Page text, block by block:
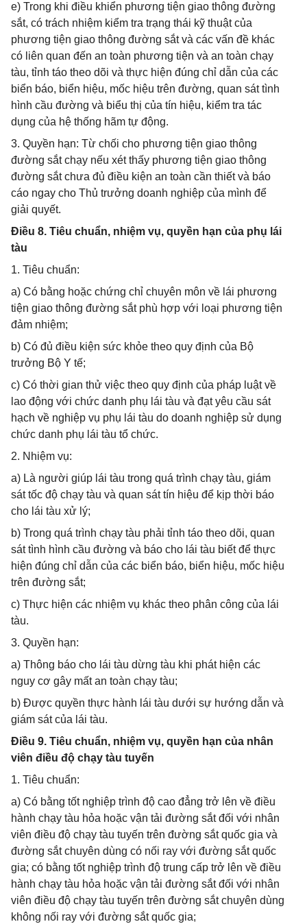
e) Trong khi điều khiển phương tiện giao thông đường
sắt, có trách nhiệm kiểm tra trạng thái kỹ thuật của
phương tiện giao thông đường sắt và các vấn đề khác
có liên quan đến an toàn phương tiện và an toàn chạy
tàu, tỉnh táo theo dõi và thực hiện đúng chỉ dẫn của các
biển báo, biển hiệu, mốc hiệu trên đường, quan sát tình
hình cầu đường và biểu thị của tín hiệu, kiểm tra tác
dụng của hệ thống hãm tự động.
3. Quyền hạn: Từ chối cho phương tiện giao thông
đường sắt chạy nếu xét thấy phương tiện giao thông
đường sắt chưa đủ điều kiện an toàn cần thiết và báo
cáo ngay cho Thủ trưởng doanh nghiệp của mình để
giải quyết.
Điều 8. Tiêu chuẩn, nhiệm vụ, quyền hạn của phụ lái
tàu
1. Tiêu chuẩn:
a) Có bằng hoặc chứng chỉ chuyên môn về lái phương
tiện giao thông đường sắt phù hợp với loại phương tiện
đảm nhiệm;
b) Có đủ điều kiện sức khỏe theo quy định của Bộ
trưởng Bộ Y tế;
c) Có thời gian thử việc theo quy định của pháp luật về
lao động với chức danh phụ lái tàu và đạt yêu cầu sát
hạch về nghiệp vụ phụ lái tàu do doanh nghiệp sử dụng
chức danh phụ lái tàu tổ chức.
2. Nhiệm vụ:
a) Là người giúp lái tàu trong quá trình chạy tàu, giám
sát tốc độ chạy tàu và quan sát tín hiệu để kịp thời báo
cho lái tàu xử lý;
b) Trong quá trình chạy tàu phải tỉnh táo theo dõi, quan
sát tình hình cầu đường và báo cho lái tàu biết để thực
hiện đúng chỉ dẫn của các biển báo, biển hiệu, mốc hiệu
trên đường sắt;
c) Thực hiện các nhiệm vụ khác theo phân công của lái
tàu.
3. Quyền hạn:
a) Thông báo cho lái tàu dừng tàu khi phát hiện các
nguy cơ gây mất an toàn chạy tàu;
b) Được quyền thực hành lái tàu dưới sự hướng dẫn và
giám sát của lái tàu.
Điều 9. Tiêu chuẩn, nhiệm vụ, quyền hạn của nhân
viên điều độ chạy tàu tuyến
1. Tiêu chuẩn:
a) Có bằng tốt nghiệp trình độ cao đẳng trở lên về điều
hành chạy tàu hỏa hoặc vận tải đường sắt đối với nhân
viên điều độ chạy tàu tuyến trên đường sắt quốc gia và
đường sắt chuyên dùng có nối ray với đường sắt quốc
gia; có bằng tốt nghiệp trình độ trung cấp trở lên về điều
hành chạy tàu hỏa hoặc vận tải đường sắt đối với nhân
viên điều độ chạy tàu tuyến trên đường sắt chuyên dùng
không nối ray với đường sắt quốc gia;